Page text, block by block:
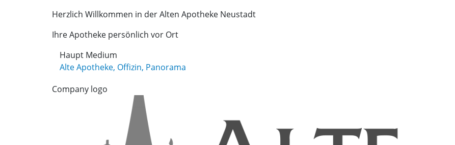
Herzlich Willkommen in der Alten Apotheke Neustadt
Ihre Apotheke persönlich vor Ort
Haupt Medium
Alte Apotheke, Offizin, Panorama
Company logo